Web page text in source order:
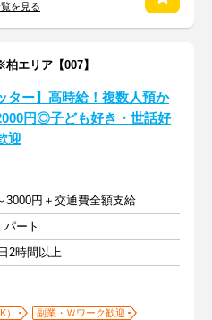
を見る
エリア【007】
ター】高時給！複数人預か
円◎子ども好き・世話好
迎
3000円＋交通費全額支給
パート
2時間以上
副業・Ｗワーク歓迎